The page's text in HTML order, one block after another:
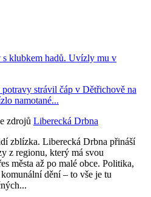
s klubkem hadů. Uvízly mu v
strávil čáp v Dětřichově na
namotané...
zdrojů Liberecká Drbna
zblízka. Liberecká Drbna přináší
z regionu, který má svou
města až po malé obce. Politika,
dění – to vše je tu